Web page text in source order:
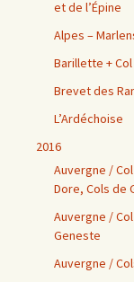
et de l’Épine
Alpes –
Barillette +
Brevet des
L’Ardéchoise
2016
Auvergne /
Dore, Cols de
Auvergne /
Geneste
Auvergne /